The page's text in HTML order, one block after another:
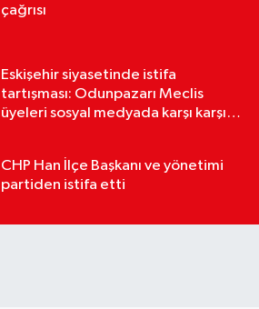
çağrısı
Eskişehir siyasetinde istifa
tartışması: Odunpazarı Meclis
üyeleri sosyal medyada karşı karşıya
CHP Han İlçe Başkanı ve yönetimi
partiden istifa etti